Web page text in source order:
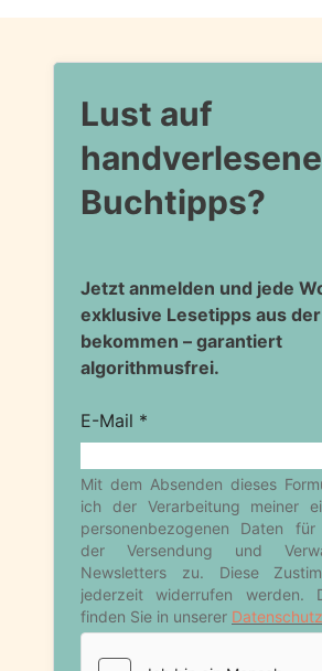
Lust auf
handverlesene
Buchtipps?